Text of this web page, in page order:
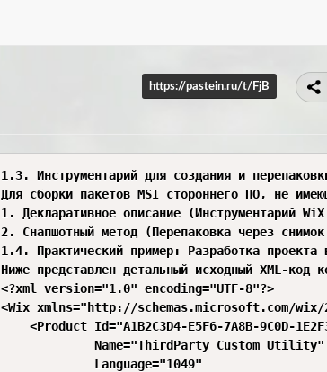
https://pastein.ru/t/FjB
1.3. Инструментарий для создания и
Для сборки пакетов MSI стороннего ПО, не
1. Декларативное описание (Инструментарий
2. Снапшотный метод (Перепаковка через
1.4. Практический пример: Разработка
Ниже представлен детальный исходный XML-код
<?xml version="1.0" encoding="UTF-8"?>
<Wix xmlns="http://schemas.microsoft.com/wix/
<Product Id="A1B2C3D4-E5F6-7A8B-9C0D-
             Name="ThirdParty Custom Utility"
             Language="1049"